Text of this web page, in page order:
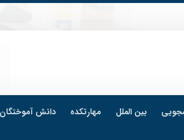
بین الملل مهارتکده دانش آموختگان